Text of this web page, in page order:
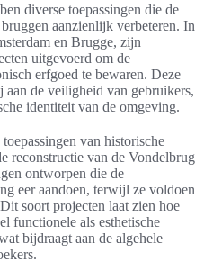
diverse toepassingen die de
aanzienlijk verbeteren. In
en Brugge, zijn
uitgevoerd om de
erfgoed te bewaren. Deze
aan de veiligheid van gebruikers,
identiteit van de omgeving.
van historische
reconstructie van de Vondelbrug
ontworpen die de
eer aandoen, terwijl ze voldoen
soort projecten laat zien hoe
functionele als esthetische
bijdraagt aan de algehele